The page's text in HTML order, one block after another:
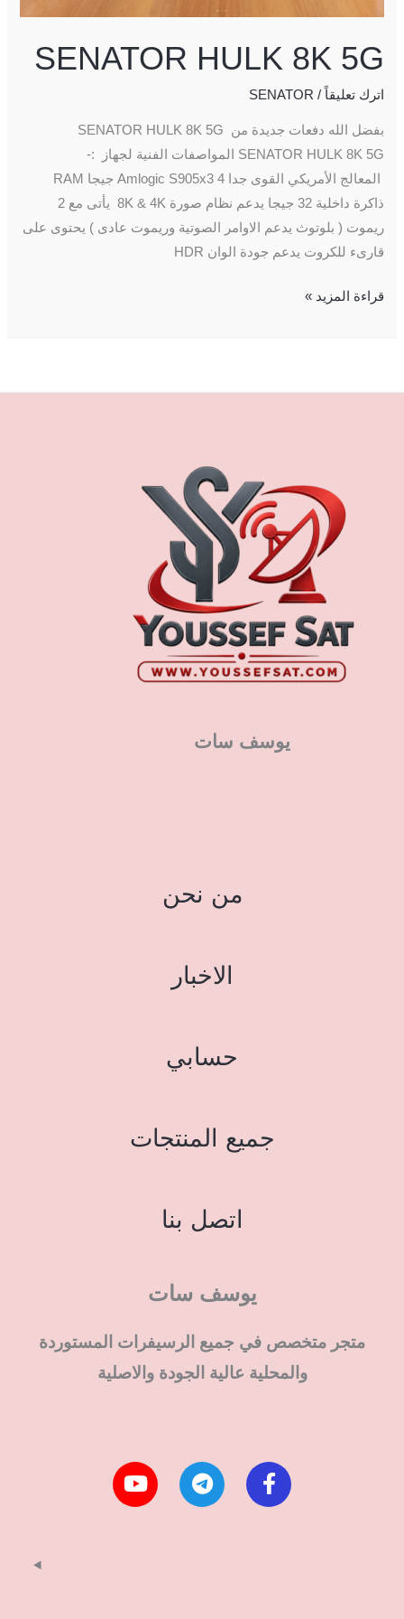
SENATOR HULK 8K 5G
اترك تعليقاً /
SENATOR
بفضل الله دفعات جديدة من SENATOR HULK 8K 5G
SENATOR HULK 8K 5G المواصفات الفنية لجهاز :-
المعالج الأمريكي القوى جدا Amlogic S905x3 4 جيجا RAM
ذاكرة داخلية 32 جيجا يدعم نظام صورة 8K & 4K يأتى مع 2
ريموت ( بلوتوث يدعم الاوامر الصوتية وريموت عادى ) يحتوى على
قارىء للكروت يدعم جودة الوان HDR
قراءة المزيد »
يوسف سات
من نحن
الاخبار
حسابي
جميع المنتجات
اتصل بنا
يوسف سات
متجر متخصص في جميع الرسيفرات المستوردة
والمحلية عالية الجودة والاصلية